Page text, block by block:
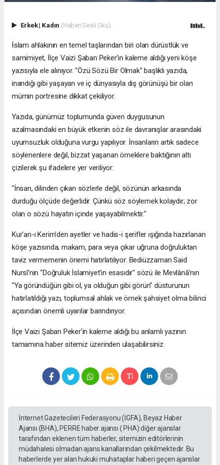
Erkek| Kadın (Haberi Sesli Oku)
İslam ahlakının en temel taşlarından biri olan dürüstlük ve
samimiyet, İlçe Vaizi Şaban Peker’in kaleme aldığı yeni köşe
yazısıyla ele alınıyor. "Özü Sözü Bir Olmak" başlıklı yazıda,
inandığı gibi yaşayan ve iç dünyasıyla dış görünüşü bir olan
mümin portresine dikkat çekiliyor.
​Yazıda, günümüz toplumunda güven duygusunun
azalmasındaki en büyük etkenin söz ile davranışlar arasındaki
uyumsuzluk olduğuna vurgu yapılıyor. İnsanların artık sadece
söylenenlere değil, bizzat yaşanan örneklere baktığının altı
çizilerek şu ifadelere yer veriliyor:
​"İnsan, dilinden çıkan sözlerle değil, sözünün arkasında
durduğu ölçüde değerlidir. Çünkü söz söylemek kolaydır; zor
olan o sözü hayatın içinde yaşayabilmektir."
​Kur'an-ı Kerim'den ayetler ve hadis-i şerifler ışığında hazırlanan
köşe yazısında; makam, para veya çıkar uğruna doğruluktan
taviz vermemenin önemi hatırlatılıyor. Bediüzzaman Said
Nursî’nin "Doğruluk İslamiyet'in esasıdır" sözü ile Mevlânâ’nın
"Ya göründüğün gibi ol, ya olduğun gibi görün" düsturunun
hatırlatıldığı yazı, toplumsal ahlak ve örnek şahsiyet olma bilinci
açısından önemli uyarılar barındırıyor.
​İlçe Vaizi Şaban Peker’in kaleme aldığı bu anlamlı yazının
tamamına haber sitemiz üzerinden ulaşabilirsiniz.
İnternet Gazetecileri Federasyonu (İGFA), Beyaz Haber
Ajansı (BHA), PERRE haber ajansı ( PHA) diğer ajanslar
tarafından eklenen tüm haberler, sitemizin editörlerinin
müdahalesi olmadan ajans kanallarından çekilmektedir. Bu
haberlerde yer alan hukuki muhataplar haberi geçen ajanslar